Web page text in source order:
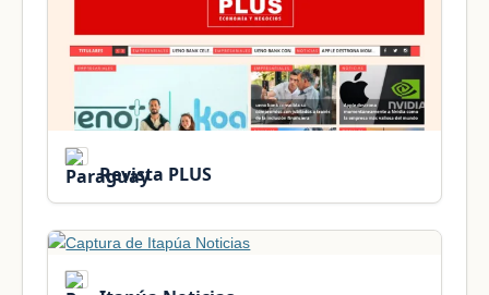
Revista PLUS